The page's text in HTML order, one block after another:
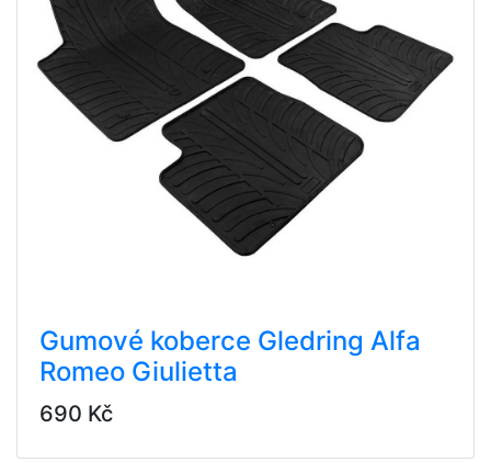
Gumové koberce Gledring Alfa
Romeo Giulietta
690 Kč